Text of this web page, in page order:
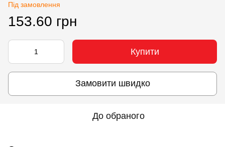
Під замовлення
153.60 грн
Купити
Замовити швидко
До обраного